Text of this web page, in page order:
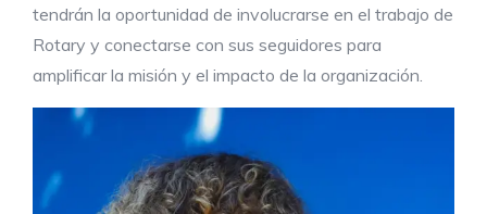
tendrán la oportunidad de involucrarse en el trabajo de
Rotary y conectarse con sus seguidores para
amplificar la misión y el impacto de la organización.